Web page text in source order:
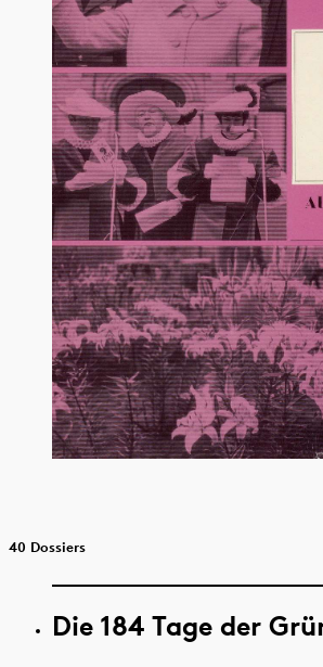
40 Dossiers
Die 184 Tage der